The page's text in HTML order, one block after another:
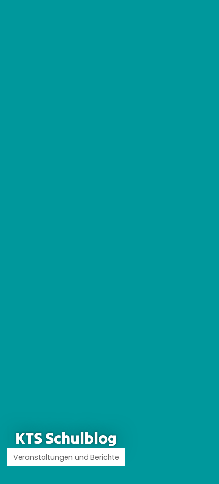
KTS Schulblog
Veranstaltungen und Berichte